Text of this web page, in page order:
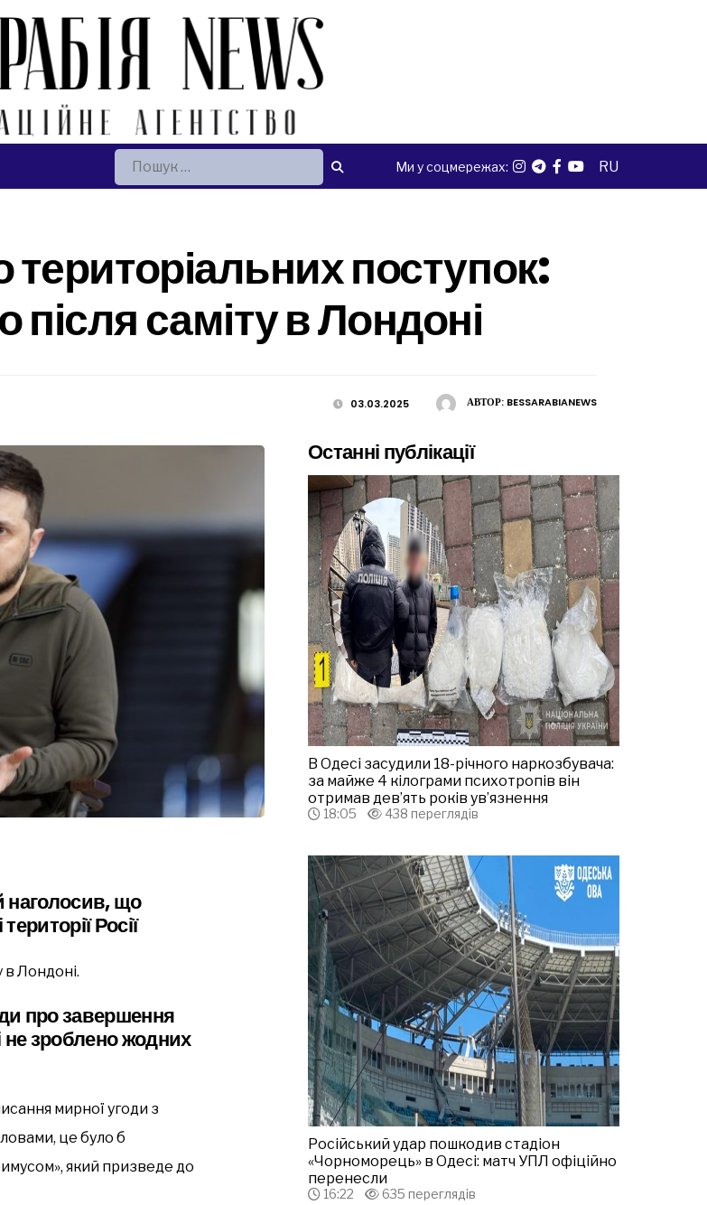
Пошук: Ми у соцмережах: RU
територіальних поступок:
після саміту в Лондоні
АВТОР: BESSARABIANEWS
03.03.2025
наголосив, що
Росії
в Лондоні.
про завершення
не зроблено жодних
мирної угоди з
це було б
який призведе до
Останні публікації
В Одесі засудили 18-річного наркозбувача:
за майже 4 кілограми психотропів він
отримав дев’ять років ув’язнення
18:05 438 переглядів
Російський удар пошкодив стадіон
«Чорноморець» в Одесі: матч УПЛ офіційно
перенесли
16:22 635 переглядів